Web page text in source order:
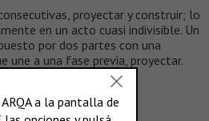
proyectar y construir; lo
en un acto cuasi indivisible. Un
por dos partes con una
une a una fase previa, proyectar.
>